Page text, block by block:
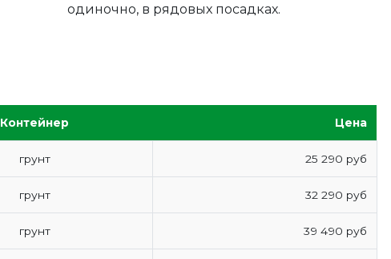
одиночно, в рядовых посадках.
Контейнер Цена
грунт 25 290 руб
грунт 32 290 руб
грунт 39 490 руб